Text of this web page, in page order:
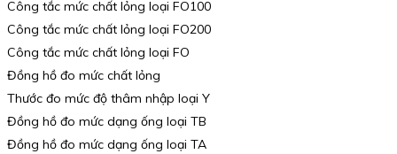
Công tắc mức chất lỏng loại FO100
Công tắc mức chất lỏng loại FO200
Công tắc mức chất lỏng loại FO
Đồng hồ đo mức chất lỏng
Thước đo mức độ thâm nhập loại Y
Đồng hồ đo mức dạng ống loại TB
Đồng hồ đo mức dạng ống loại TA